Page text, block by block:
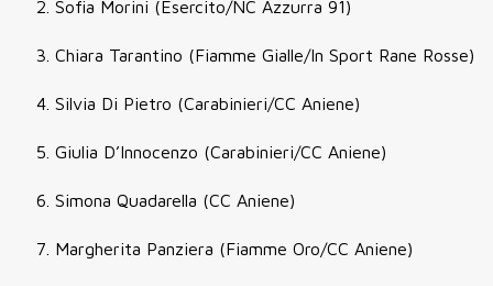
Sofia Morini (Esercito/NC Azzurra 91)
Chiara Tarantino (Fiamme Gialle/In Sport Rane Rosse)
Silvia Di Pietro (Carabinieri/CC Aniene)
Giulia D’Innocenzo (Carabinieri/CC Aniene)
Simona Quadarella (CC Aniene)
Margherita Panziera (Fiamme Oro/CC Aniene)